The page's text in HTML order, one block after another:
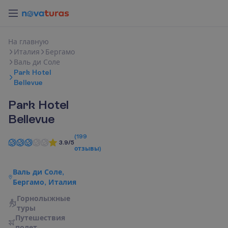
На главную
Италия
Бергамо
Валь ди Соле
Park Hotel
Bellevue
Park Hotel
Bellevue
3.9/5
(199
отзывы)
Валь ди Соле,
Бергамо, Италия
Горнолыжные
туры
Путешествия